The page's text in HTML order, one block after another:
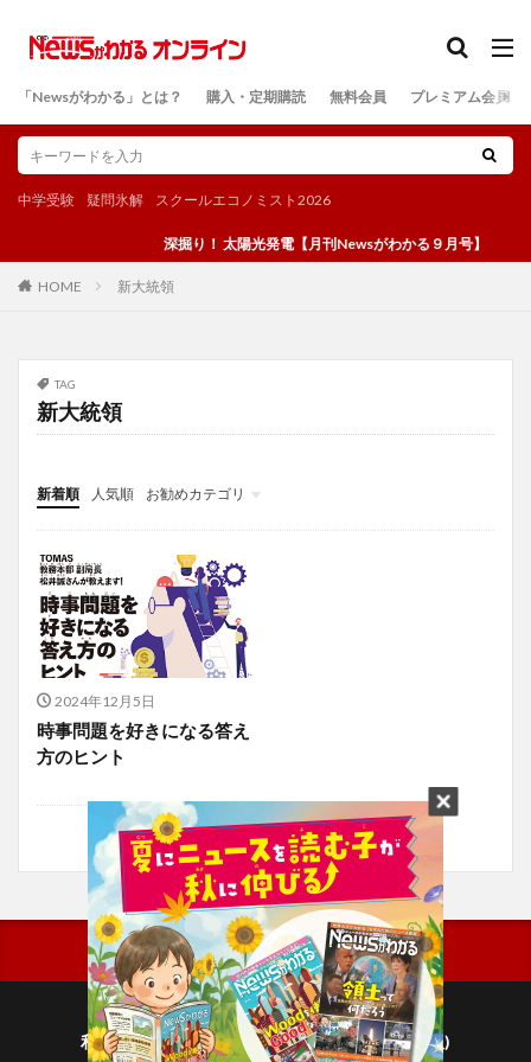
「Newsがわかる」とは？ 購入・定期購読 無料会員 プレミアム会員
中学受験 疑問氷解 スクールエコノミスト2026
深掘り！ 太陽光発電【月刊Newsがわかる９月号】
HOME 新大統領
TAG
新大統領
新着順 人気順
お勧めカテゴリ
投稿
学び
マンガ
電子書籍
2024年12月5日
時事問題を好きになる答え
方のヒント
利用規約
プライバシーポリシー(毎日新聞出版)
検索